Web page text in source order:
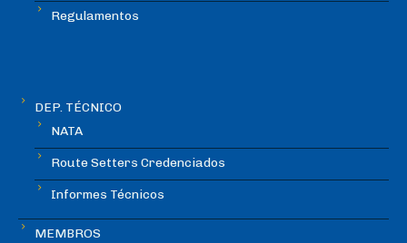
Regulamentos
DEP. TÉCNICO
NATA
Route Setters Credenciados
Informes Técnicos
MEMBROS